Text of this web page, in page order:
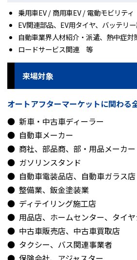
乗用車EV / 商用車EV / 電動モビリティ
EV関連部品、EV用タイヤ、バッテリ
自動車業界人材紹介・派遣、熱中症対
ロードサービス関連 等
来場対象
オートアフターマーケットに関わる
新車・中古車ディーラー
自動車メーカー
商社、部品商、部・用品メーカー
ガソリンスタンド
自動車電装品店、自動車ガラス店
整備業、鈑金塗装業
ディテイリング施工店
用品店、ホームセンター、タイ
中古車販売店、中古車買取店
タクシー、バス関連事業者